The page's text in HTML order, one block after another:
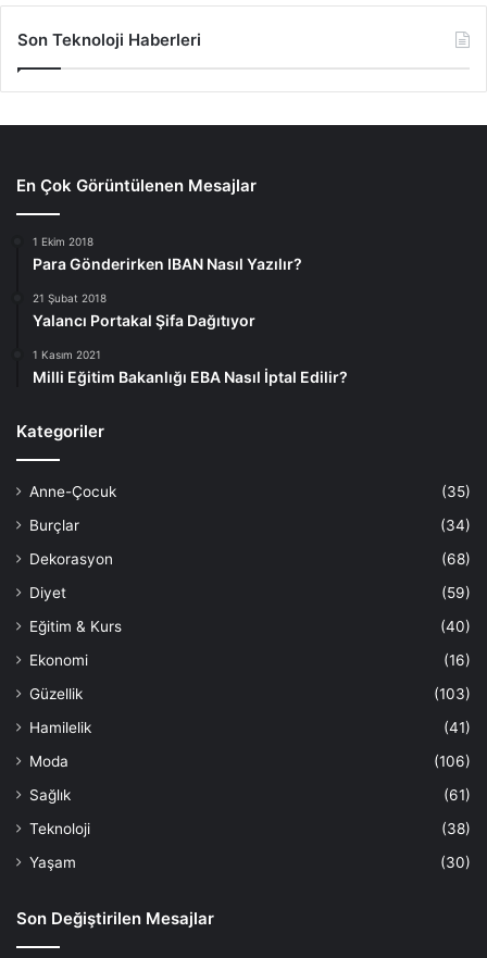
Son Teknoloji Haberleri
En Çok Görüntülenen Mesajlar
1 Ekim 2018
Para Gönderirken IBAN Nasıl Yazılır?
21 Şubat 2018
Yalancı Portakal Şifa Dağıtıyor
1 Kasım 2021
Milli Eğitim Bakanlığı EBA Nasıl İptal Edilir?
Kategoriler
Anne-Çocuk
(35)
Burçlar
(34)
Dekorasyon
(68)
Diyet
(59)
Eğitim & Kurs
(40)
Ekonomi
(16)
Güzellik
(103)
Hamilelik
(41)
Moda
(106)
Sağlık
(61)
Teknoloji
(38)
Yaşam
(30)
Son Değiştirilen Mesajlar